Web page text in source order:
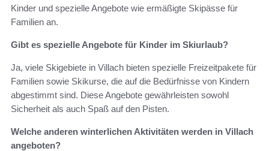
Kinder und spezielle Angebote wie ermäßigte Skipässe für
Familien an.
Gibt es spezielle Angebote für Kinder im Skiurlaub?
Ja, viele Skigebiete in Villach bieten spezielle Freizeitpakete für
Familien sowie Skikurse, die auf die Bedürfnisse von Kindern
abgestimmt sind. Diese Angebote gewährleisten sowohl
Sicherheit als auch Spaß auf den Pisten.
Welche anderen winterlichen Aktivitäten werden in Villach
angeboten?